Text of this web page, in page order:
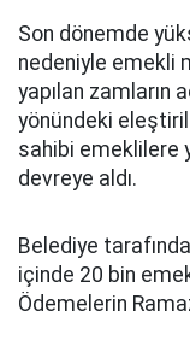
Son dönemde
nedeniyle emekli
yapılan zamların
yönündeki
sahibi emeklilere
devreye aldı.
Belediye
içinde 20 bin
Ödemelerin